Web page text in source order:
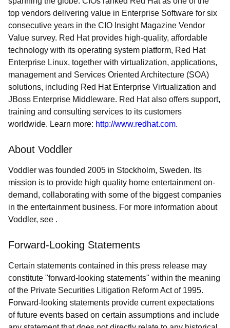
top vendors delivering value in Enterprise Software for six
consecutive years in the CIO Insight Magazine Vendor
Value survey. Red Hat provides high-quality, affordable
technology with its operating system platform, Red Hat
Enterprise Linux, together with virtualization, applications,
management and Services Oriented Architecture (SOA)
solutions, including Red Hat Enterprise Virtualization and
JBoss Enterprise Middleware. Red Hat also offers support,
training and consulting services to its customers
worldwide. Learn more: http://www.redhat.com.
About Voddler
Voddler was founded 2005 in Stockholm, Sweden. Its
mission is to provide high quality home entertainment on-
demand, collaborating with some of the biggest companies
in the entertainment business. For more information about
Voddler, see .
Forward-Looking Statements
Certain statements contained in this press release may
constitute "forward-looking statements" within the meaning
of the Private Securities Litigation Reform Act of 1995.
Forward-looking statements provide current expectations
of future events based on certain assumptions and include